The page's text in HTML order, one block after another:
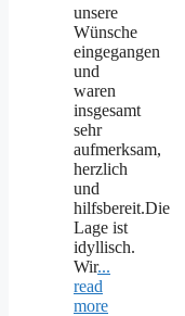
unsere
Wünsche
eingegangen
und
waren
insgesamt
sehr
aufmerksam,
herzlich
und
hilfsbereit.Die
Lage ist
idyllisch.
Wir...
read
more